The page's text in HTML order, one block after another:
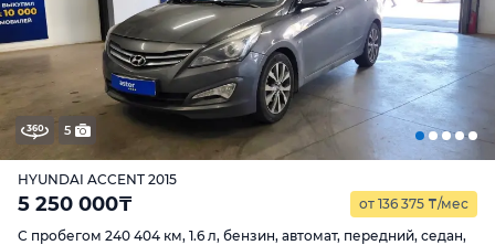
5
HYUNDAI ACCENT 2015
5 250 000₸ от 136 375 ₸/мес
С пробегом 240 404 км, 1.6 л, бензин, автомат, передний, седан,